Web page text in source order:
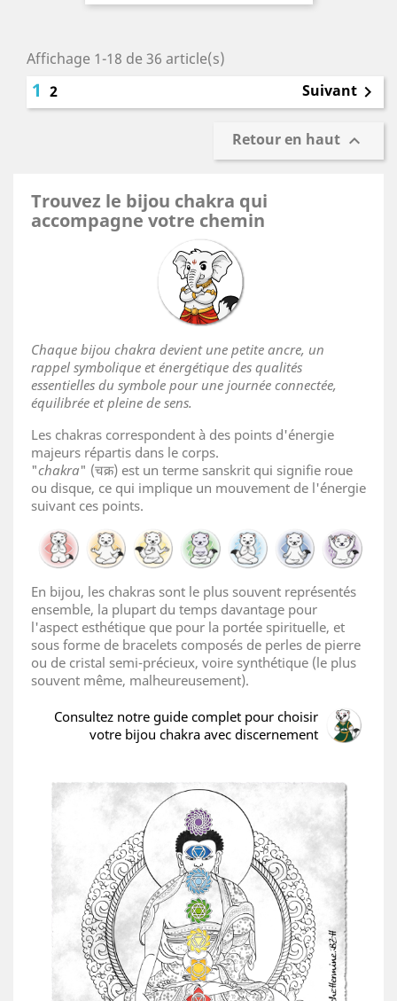
Affichage 1-18 de 36 article(s)
1 2 Suivant 
Retour en haut 
Trouvez le bijou chakra qui
accompagne votre chemin
Chaque bijou chakra devient une petite ancre, un
rappel symbolique et énergétique des qualités
essentielles du symbole pour une journée connectée,
équilibrée et pleine de sens.
Les chakras correspondent à des points d'énergie
majeurs répartis dans le corps.
"chakra" (चक्र) est un terme sanskrit qui signifie roue
ou disque, ce qui implique un mouvement de l'énergie
suivant ces points.
En bijou, les chakras sont le plus souvent représentés
ensemble, la plupart du temps davantage pour
l'aspect esthétique que pour la portée spirituelle, et
sous forme de bracelets composés de perles de pierre
ou de cristal semi-précieux, voire synthétique (le plus
souvent même, malheureusement).
Consultez notre guide complet pour choisir
votre bijou chakra avec discernement